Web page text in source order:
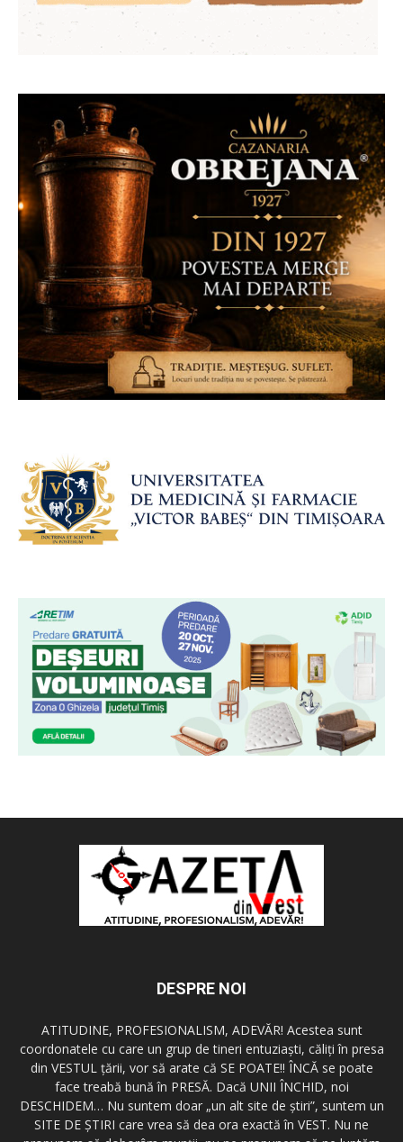
DESPRE NOI
ATITUDINE, PROFESIONALISM, ADEVĂR! Acestea sunt
coordonatele cu care un grup de tineri entuziaşti, căliţi în presa
din VESTUL ţării, vor să arate că SE POATE!! ÎNCĂ se poate
face treabă bună în PRESĂ. Dacă UNII ÎNCHID, noi
DESCHIDEM… Nu suntem doar „un alt site de ştiri”, suntem un
SITE DE ŞTIRI care vrea să dea ora exactă în VEST. Nu ne